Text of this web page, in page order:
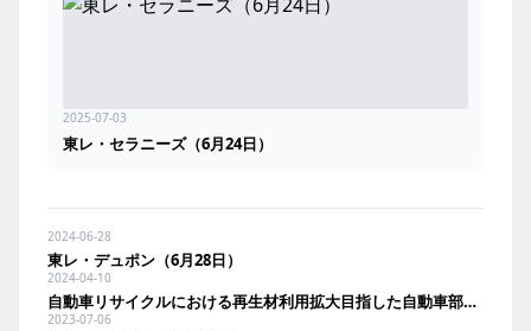
2025-07-03
東レ・セラニーズ（6月24日）
2024-06-28
東レ・デュポン（6月28日）
2024-04-10
自動車リサイクルにおける再生材利用拡大目指した自動車部品解体プロセス等の技術実証を開始
2023-07-06